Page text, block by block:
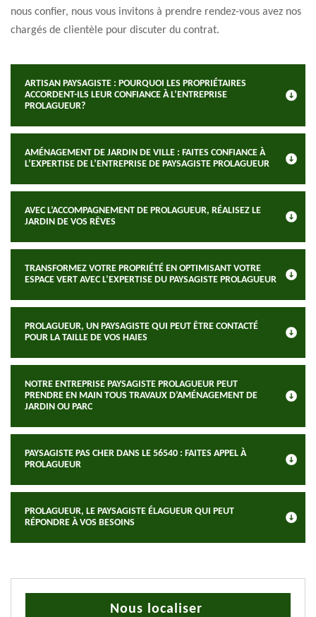
nous confier, nous vous invitons à prendre rendez-vous avez nos
chargés de clientèle pour discuter du contrat.
ARTISAN PAYSAGISTE : POURQUOI LES PROPRIÉTAIRES
ACCORDENT-ILS LEUR CONFIANCE À L’ENTREPRISE
PROLAGUEUR?
AMÉNAGEMENT DE JARDIN DE VILLE : FAITES CONFIANCE À
L’EXPERTISE DE L’ENTREPRISE DE PAYSAGISTE PROLAGUEUR
AVEC L’ACCOMPAGNEMENT DE PROLAGUEUR, RÉALISEZ LE
JARDIN DE VOS RÊVES
TRANSFORMEZ VOTRE PROPRIÉTÉ EN OPTIMISANT VOTRE
ESPACE VERT AVEC L’EXPERTISE DU PAYSAGISTE PROLAGUEUR
PROLAGUEUR, UN PAYSAGISTE QUI PEUT ÊTRE CONTACTÉ
POUR LA TAILLE DE VOS HAIES
NOTRE ENTREPRISE PAYSAGISTE PROLAGUEUR PEUT
PRENDRE EN MAIN TOUS TRAVAUX D’AMÉNAGEMENT DE
JARDIN OU PARC
PAYSAGISTE PAS CHER DANS LE 56540 : FAITES APPEL À
PROLAGUEUR
PROLAGUEUR, LE PAYSAGISTE ÉLAGUEUR QUI PEUT
RÉPONDRE À VOS BESOINS
Nous localiser